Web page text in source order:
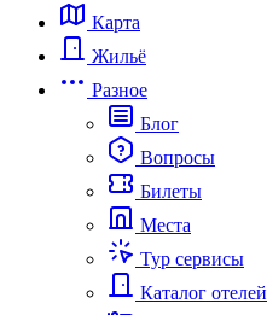
Карта
Жильё
Разное
Блог
Вопросы
Билеты
Места
Тур сервисы
Каталог отелей